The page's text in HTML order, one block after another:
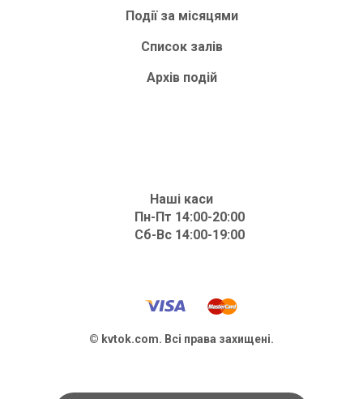
Події за місяцями
Список залів
Архів подій
Наші каси
Пн-Пт 14:00-20:00
Сб-Вс 14:00-19:00
© kvtok.com. Всі права захищені.